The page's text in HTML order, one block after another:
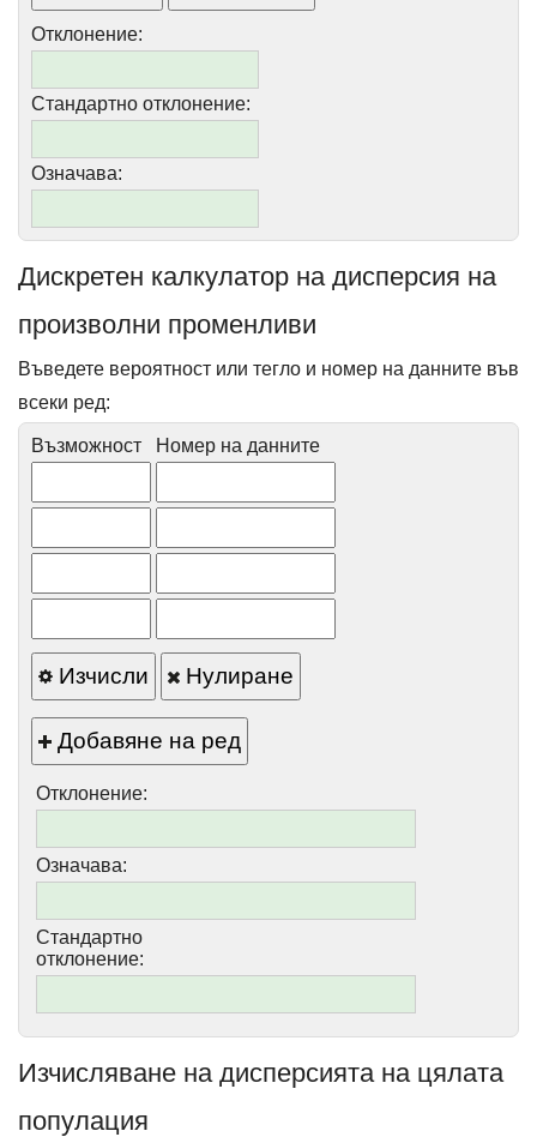
Отклонение:
Стандартно отклонение:
Означава:
Дискретен калкулатор на дисперсия на
произволни променливи
Въведете вероятност или тегло и номер на данните във
всеки ред:
Възможност Номер на данните
Изчисли Нулиране
Добавяне на ред
Отклонение:
Означава:
Стандартно
отклонение:
Изчисляване на дисперсията на цялата
популация